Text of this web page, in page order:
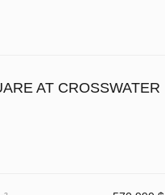
AT CROSSWATER